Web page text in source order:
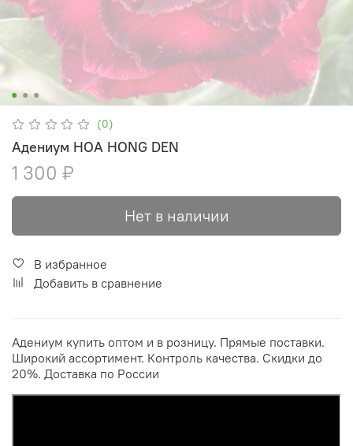
(0)
Адениум HOA HONG DEN
1 300 ₽
Нет в наличии
В избранное
Добавить в сравнение
Адениум купить оптом и в розницу. Прямые поставки.
Широкий ассортимент. Контроль качества. Скидки до
20%. Доставка по России